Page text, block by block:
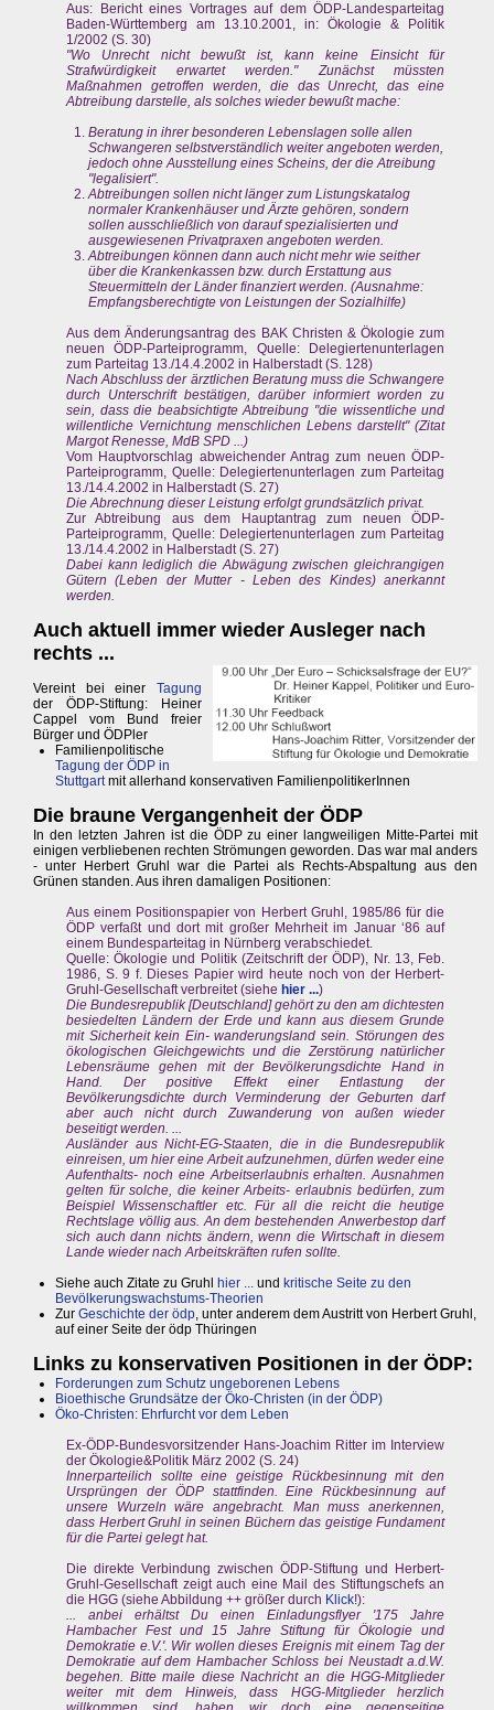
Aus: Bericht eines Vortrages auf dem ÖDP-Landesparteitag
Baden-Württemberg am 13.10.2001, in: Ökologie & Politik
1/2002 (S. 30)
"Wo Unrecht nicht bewußt ist, kann keine Einsicht für
Strafwürdigkeit erwartet werden." Zunächst müssten
Maßnahmen getroffen werden, die das Unrecht, das eine
Abtreibung darstelle, als solches wieder bewußt mache:
Beratung in ihrer besonderen Lebenslagen solle allen
Schwangeren selbstverständlich weiter angeboten werden,
jedoch ohne Ausstellung eines Scheins, der die Atreibung
"legalisiert".
Abtreibungen sollen nicht länger zum Listungskatalog
normaler Krankenhäuser und Ärzte gehören, sondern
sollen ausschließlich von darauf spezialisierten und
ausgewiesenen Privatpraxen angeboten werden.
Abtreibungen können dann auch nicht mehr wie seither
über die Krankenkassen bzw. durch Erstattung aus
Steuermitteln der Länder finanziert werden. (Ausnahme:
Empfangsberechtigte von Leistungen der Sozialhilfe)
Aus dem Änderungsantrag des BAK Christen & Ökologie zum
neuen ÖDP-Parteiprogramm, Quelle: Delegiertenunterlagen
zum Parteitag 13./14.4.2002 in Halberstadt (S. 128)
Nach Abschluss der ärztlichen Beratung muss die Schwangere
durch Unterschrift bestätigen, darüber informiert worden zu
sein, dass die beabsichtigte Abtreibung "die wissentliche und
willentliche Vernichtung menschlichen Lebens darstellt" (Zitat
Margot Renesse, MdB SPD ...)
Vom Hauptvorschlag abweichender Antrag zum neuen ÖDP-
Parteiprogramm, Quelle: Delegiertenunterlagen zum Parteitag
13./14.4.2002 in Halberstadt (S. 27)
Die Abrechnung dieser Leistung erfolgt grundsätzlich privat.
Zur Abtreibung aus dem Hauptantrag zum neuen ÖDP-
Parteiprogramm, Quelle: Delegiertenunterlagen zum Parteitag
13./14.4.2002 in Halberstadt (S. 27)
Dabei kann lediglich die Abwägung zwischen gleichrangigen
Gütern (Leben der Mutter - Leben des Kindes) anerkannt
werden.
Auch aktuell immer wieder Ausleger nach
rechts ...
Vereint bei einerTagung
der ÖDP-Stiftung: Heiner
Cappel vom Bund freier
Bürger und ÖDPler
Familienpolitische
Tagung der ÖDP in
Stuttgartmit allerhand konservativen FamilienpolitikerInnen
Die braune Vergangenheit der ÖDP
In den letzten Jahren ist die ÖDP zu einer langweiligen Mitte-Partei mit
einigen verbliebenen rechten Strömungen geworden. Das war mal anders
- unter Herbert Gruhl war die Partei als Rechts-Abspaltung aus den
Grünen standen. Aus ihren damaligen Positionen:
Aus einem Positionspapier von Herbert Gruhl, 1985/86 für die
ÖDP verfaßt und dort mit großer Mehrheit im Januar ‘86 auf
einem Bundesparteitag in Nürnberg verabschiedet.
Quelle: Ökologie und Politik (Zeitschrift der ÖDP), Nr. 13, Feb.
1986, S. 9 f. Dieses Papier wird heute noch von der Herbert-
Gruhl-Gesellschaft verbreitet (siehe hier ...)
Die Bundesrepublik [Deutschland] gehört zu den am dichtesten
besiedelten Ländern der Erde und kann aus diesem Grunde
mit Sicherheit kein Ein- wanderungsland sein. Störungen des
ökologischen Gleichgewichts und die Zerstörung natürlicher
Lebensräume gehen mit der Bevölkerungsdichte Hand in
Hand. Der positive Effekt einer Entlastung der
Bevölkerungsdichte durch Verminderung der Geburten darf
aber auch nicht durch Zuwanderung von außen wieder
beseitigt werden. ...
Ausländer aus Nicht-EG-Staaten, die in die Bundesrepublik
einreisen, um hier eine Arbeit aufzunehmen, dürfen weder eine
Aufenthalts- noch eine Arbeitserlaubnis erhalten. Ausnahmen
gelten für solche, die keiner Arbeits- erlaubnis bedürfen, zum
Beispiel Wissenschaftler etc. Für all die reicht die heutige
Rechtslage völlig aus. An dem bestehenden Anwerbestop darf
sich auch dann nichts ändern, wenn die Wirtschaft in diesem
Lande wieder nach Arbeitskräften rufen sollte.
Siehe auch Zitate zu Gruhl
hier ... und kritische Seite zu den
Bevölkerungswachstums-Theorien
Zur Geschichte der ödp, unter anderem dem Austritt von Herbert Gruhl,
auf einer Seite der ödp Thüringen
Links zu konservativen Positionen in der ÖDP:
Forderungen zum Schutz ungeborenen Lebens
Bioethische Grundsätze der Öko-Christen (in der ÖDP)
Öko-Christen: Ehrfurcht vor dem Leben
Ex-ÖDP-Bundesvorsitzender Hans-Joachim Ritter im Interview
der Ökologie&Politik März 2002 (S. 24)
Innerparteilich sollte eine geistige Rückbesinnung mit den
Ursprüngen der ÖDP stattfinden. Eine Rückbesinnung auf
unsere Wurzeln wäre angebracht. Man muss anerkennen,
dass Herbert Gruhl in seinen Büchern das geistige Fundament
für die Partei gelegt hat.
Die direkte Verbindung zwischen ÖDP-Stiftung und Herbert-
Gruhl-Gesellschaft zeigt auch eine Mail des Stiftungschefs an
die HGG (siehe Abbildung ++ größer durch Klick!):
... anbei erhältst Du einen Einladungsflyer '175 Jahre
Hambacher Fest und 15 Jahre Stiftung für Ökologie und
Demokratie e.V.'. Wir wollen dieses Ereignis mit einem Tag der
Demokratie auf dem Hambacher Schloss bei Neustadt a.d.W.
begehen. Bitte maile diese Nachricht an die HGG-Mitglieder
weiter mit dem Hinweis, dass HGG-Mitglieder herzlich